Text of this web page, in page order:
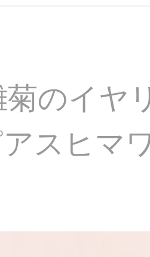
のイヤ
スヒマ